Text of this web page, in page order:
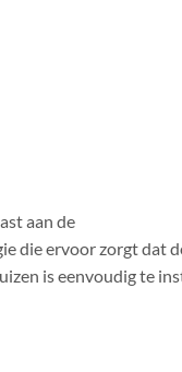
aan de
die ervoor zorgt dat
is eenvoudig te